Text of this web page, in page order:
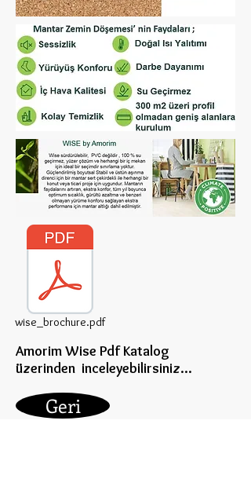
wise_brochure.pdf
Amorim Wise Pdf Katalog
üzerinden inceleyebilirsiniz...
Geri